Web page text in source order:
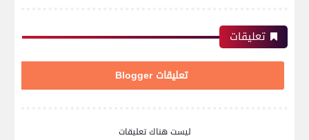
تعليقات
تعليقات Blogger
ليست هناك تعليقات